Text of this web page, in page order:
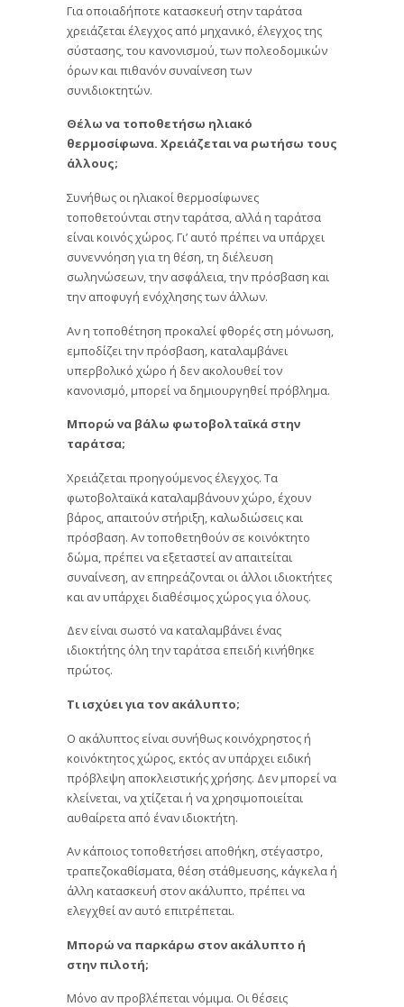
Για οποιαδήποτε κατασκευή στην ταράτσα
χρειάζεται έλεγχος από μηχανικό, έλεγχος της
σύστασης, του κανονισμού, των πολεοδομικών
όρων και πιθανόν συναίνεση των
συνιδιοκτητών.
Θέλω να τοποθετήσω ηλιακό
θερμοσίφωνα. Χρειάζεται να ρωτήσω τους
άλλους;
Συνήθως οι ηλιακοί θερμοσίφωνες
τοποθετούνται στην ταράτσα, αλλά η ταράτσα
είναι κοινός χώρος. Γι’ αυτό πρέπει να υπάρχει
συνεννόηση για τη θέση, τη διέλευση
σωληνώσεων, την ασφάλεια, την πρόσβαση και
την αποφυγή ενόχλησης των άλλων.
Αν η τοποθέτηση προκαλεί φθορές στη μόνωση,
εμποδίζει την πρόσβαση, καταλαμβάνει
υπερβολικό χώρο ή δεν ακολουθεί τον
κανονισμό, μπορεί να δημιουργηθεί πρόβλημα.
Μπορώ να βάλω φωτοβολταϊκά στην
ταράτσα;
Χρειάζεται προηγούμενος έλεγχος. Τα
φωτοβολταϊκά καταλαμβάνουν χώρο, έχουν
βάρος, απαιτούν στήριξη, καλωδιώσεις και
πρόσβαση. Αν τοποθετηθούν σε κοινόκτητο
δώμα, πρέπει να εξεταστεί αν απαιτείται
συναίνεση, αν επηρεάζονται οι άλλοι ιδιοκτήτες
και αν υπάρχει διαθέσιμος χώρος για όλους.
Δεν είναι σωστό να καταλαμβάνει ένας
ιδιοκτήτης όλη την ταράτσα επειδή κινήθηκε
πρώτος.
Τι ισχύει για τον ακάλυπτο;
Ο ακάλυπτος είναι συνήθως κοινόχρηστος ή
κοινόκτητος χώρος, εκτός αν υπάρχει ειδική
πρόβλεψη αποκλειστικής χρήσης. Δεν μπορεί να
κλείνεται, να χτίζεται ή να χρησιμοποιείται
αυθαίρετα από έναν ιδιοκτήτη.
Αν κάποιος τοποθετήσει αποθήκη, στέγαστρο,
τραπεζοκαθίσματα, θέση στάθμευσης, κάγκελα ή
άλλη κατασκευή στον ακάλυπτο, πρέπει να
ελεγχθεί αν αυτό επιτρέπεται.
Μπορώ να παρκάρω στον ακάλυπτο ή
στην πιλοτή;
Μόνο αν προβλέπεται νόμιμα. Οι θέσεις